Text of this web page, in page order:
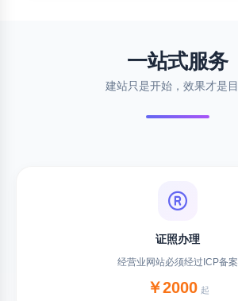
一站式服务
建站只是开始，效果才是
证照办理
经营业网站必须经过ICP备案
￥2000 起